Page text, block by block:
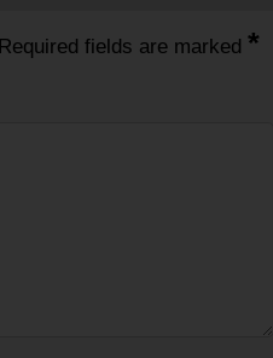
Required fields are marked *